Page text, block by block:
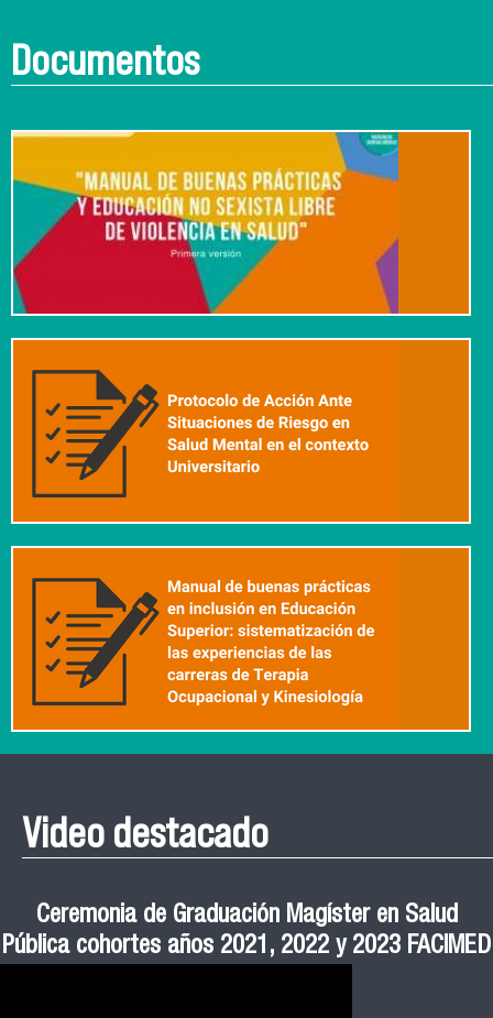
Documentos
Video destacado
Manual de Buenas de Prácticas y Educación no
Sexista Libre de Violencia en Salud
Roberto Vera invita a la III Jornada de Neurociencia
e Inteligencia Artificial 2025
Jornadas puertas abiertas CESIC
Ceremonia de Graduación Magíster en Salud
Pública cohortes años 2021, 2022 y 2023 FACIMED
Esteban Aedo: “El uso de tecnología en el deporte
tiene directa relación con la inversión económica”